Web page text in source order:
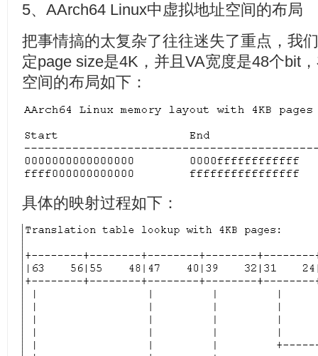
5、AArch64 Linux中虚拟地址空间的布局
把事情搞的太复杂了往往迷失了重点，我
定page size是4K，并且VA宽度是48个bit
空间的布局如下：
具体的映射过程如下：